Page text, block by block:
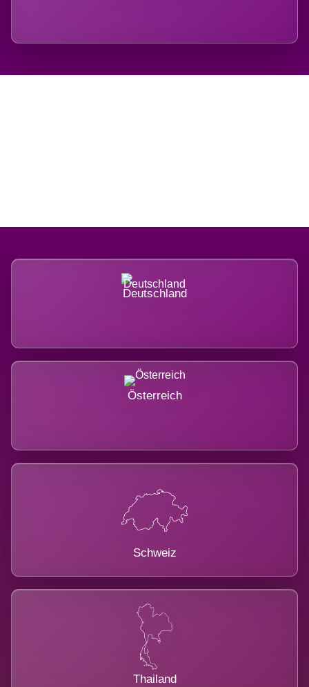
Deutschland
Österreich
Schweiz
Thailand